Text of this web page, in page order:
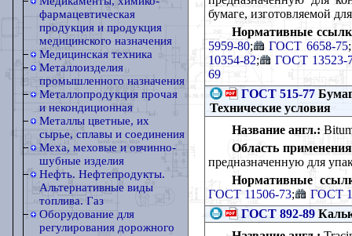
фармацевтическая
продукция и продукция
медицинского назначения
Медицинская техника
Металлоизделия
промышленного назначения
Металлопродукция прочая
и некондиционная
Металлы цветные, их
сырье, сплавы и соединения
Меха, меховые и овчинно-
шубные изделия
Нефть. Нефтепродукты.
Альтернативные виды
топлива. Газ
Оборудование для
регулирования дорожного
бумаге, изготовляемой
Нормативные
5959-80; ГОСТ 6658-75;
10354-82;
ГОСТ 13523-
69
ГОСТ 515-77
Технические условия
Название англ.:
Область
предназначенную для
Нормативные
ГОСТ 11506-73;
ГОСТ
ГОСТ 892-89